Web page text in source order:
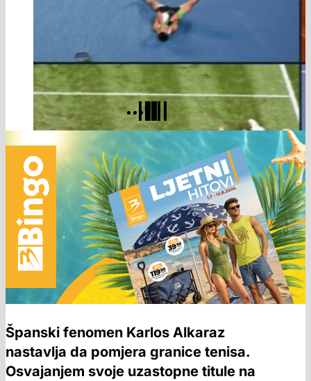
Španski fenomen Karlos Alkaraz
nastavlja da pomjera granice tenisa.
Osvajanjem svoje uzastopne titule na